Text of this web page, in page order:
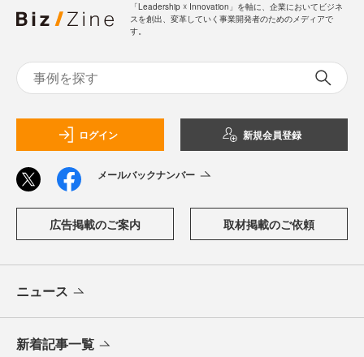
「Leadership ☓ Innovation」を軸に、企業においてビジネ
スを創出、変革していく事業開発者のためのメディアで
す。
ログイン 新規会員登録
メールバックナンバー
広告掲載のご案内 取材掲載のご依頼
ニュース
新着記事一覧